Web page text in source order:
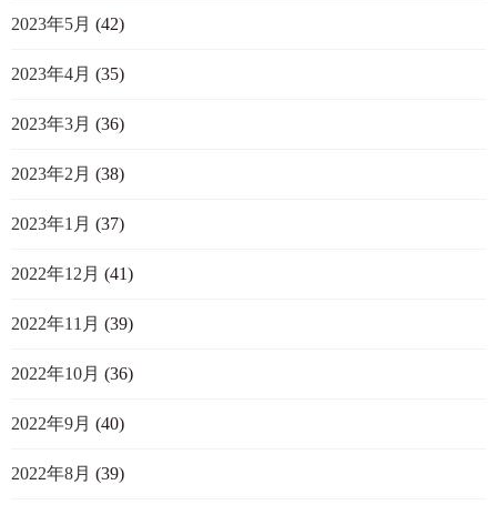
2023年5月 (42)
2023年4月 (35)
2023年3月 (36)
2023年2月 (38)
2023年1月 (37)
2022年12月 (41)
2022年11月 (39)
2022年10月 (36)
2022年9月 (40)
2022年8月 (39)